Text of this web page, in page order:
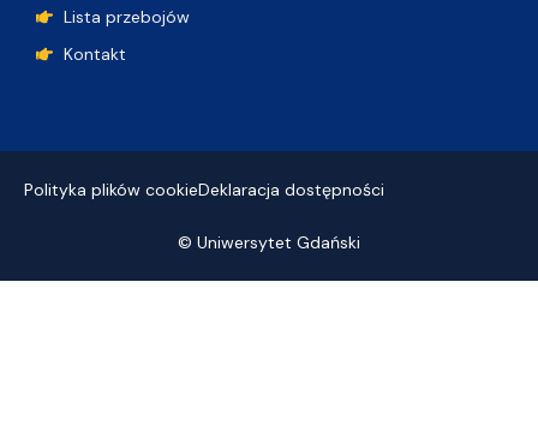
Lista przebojów
Kontakt
© Uniwersytet Gdański
Polityka plików cookieDeklaracja dostępności